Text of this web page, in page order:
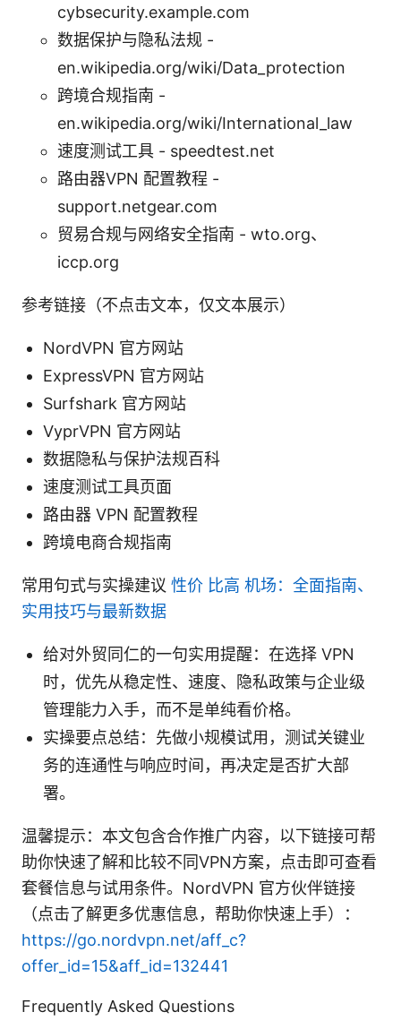
cybsecurity.example.com
数据保护与隐私法规 -
en.wikipedia.org/wiki/Data_protection
跨境合规指南 -
en.wikipedia.org/wiki/International_law
速度测试工具 - speedtest.net
路由器VPN 配置教程 -
support.netgear.com
贸易合规与网络安全指南 - wto.org、
iccp.org
参考链接（不点击文本，仅文本展示）
NordVPN 官方网站
ExpressVPN 官方网站
Surfshark 官方网站
VyprVPN 官方网站
数据隐私与保护法规百科
速度测试工具页面
路由器 VPN 配置教程
跨境电商合规指南
常用句式与实操建议 性价 比高 机场：全面指南、
实用技巧与最新数据
给对外贸同仁的一句实用提醒：在选择 VPN
时，优先从稳定性、速度、隐私政策与企业级
管理能力入手，而不是单纯看价格。
实操要点总结：先做小规模试用，测试关键业
务的连通性与响应时间，再决定是否扩大部
署。
温馨提示：本文包含合作推广内容，以下链接可帮
助你快速了解和比较不同VPN方案，点击即可查看
套餐信息与试用条件。NordVPN 官方伙伴链接
（点击了解更多优惠信息，帮助你快速上手）：
https://go.nordvpn.net/aff_c?
offer_id=15&aff_id=132441
Frequently Asked Questions